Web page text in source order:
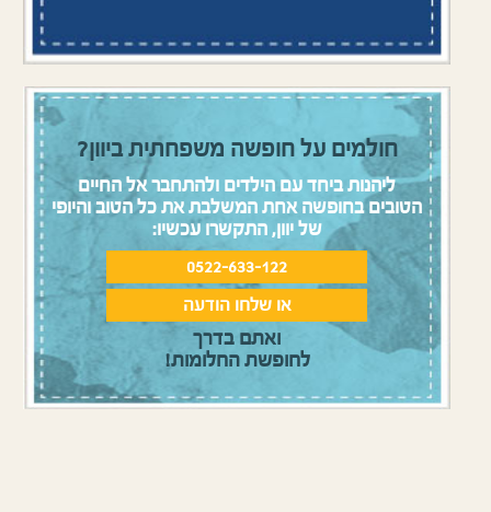
חולמים על חופשה משפחתית ביוון?
ליהנות ביחד עם הילדים ולהתחבר אל החיים
הטובים בחופשה אחת המשלבת את כל הטוב והיופי
של יוון, התקשרו עכשיו:
0522-633-122
או שלחו הודעה
ואתם בדרך
לחופשת החלומות!